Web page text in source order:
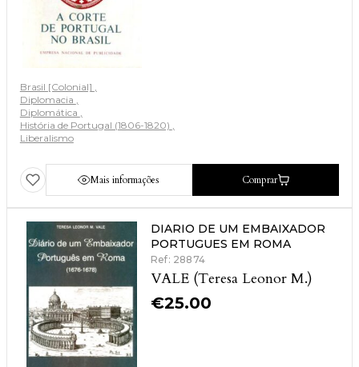
Brasil [Colonial]
Diplomacia
Diplomática
História de Portugal (1806-1820)
Liberalismo
Mais informações Comprar
DIARIO DE UM EMBAIXADOR
PORTUGUES EM ROMA
Ref: 28874
VALE (Teresa Leonor M.)
€25.00